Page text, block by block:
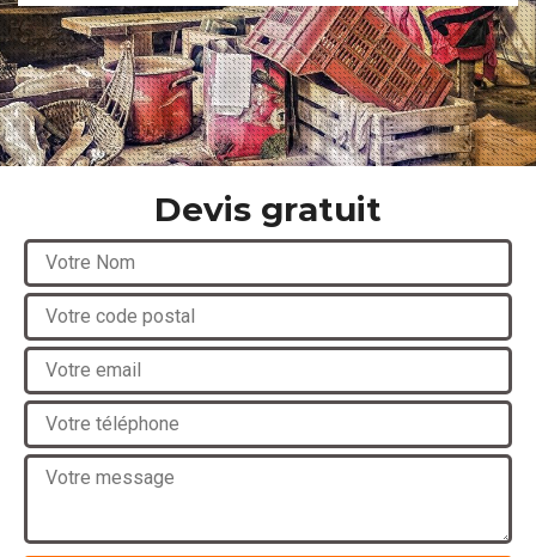
Devis gratuit